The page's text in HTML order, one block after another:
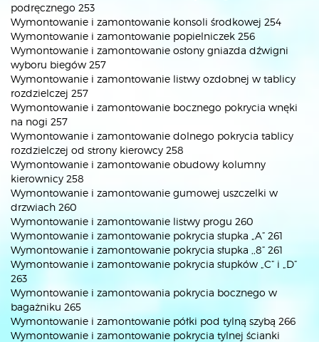
podręcznego 253
Wymontowanie i zamontowanie konsoli środkowej 254
Wymontowanie i zamontowanie popielniczek 256
Wymontowanie i zamontowanie osłony gniazda dźwigni
wyboru biegów 257
Wymontowanie i zamontowanie listwy ozdobnej w tablicy
rozdzielczej 257
Wymontowanie i zamontowanie bocznego pokrycia wnęki
na nogi 257
Wymontowanie i zamontowanie dolnego pokrycia tablicy
rozdzielczej od strony kierowcy 258
Wymontowanie i zamontowanie obudowy kolumny
kierownicy 258
Wymontowanie i zamontowanie gumowej uszczelki w
drzwiach 260
Wymontowanie i zamontowanie listwy progu 260
Wymontowanie i zamontowanie pokrycia słupka „A” 261
Wymontowanie i zamontowanie pokrycia słupka ,,8” 261
Wymontowanie i zamontowanie pokrycia słupków „C” i „D”
263
Wymontowanie i zamontowania pokrycia bocznego w
bagażniku 265
Wymontowanie i zamontowanie półki pod tylną szybą 266
Wymontowanie i zamontowanie pokrycia tylnej ścianki